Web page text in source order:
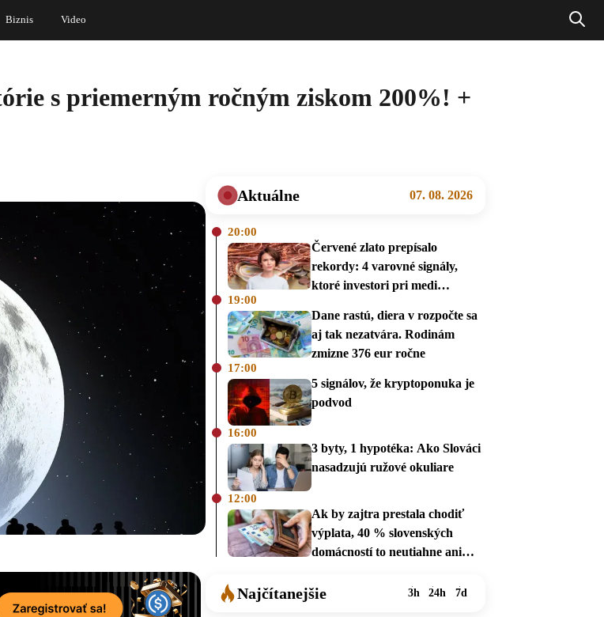
Biznis Video
s priemerným ročným ziskom 200%! +
Aktuálne 07. 08. 2026
20:00
Červené zlato prepísalo
rekordy: 4 varovné signály,
ktoré investori pri medi
19:00
Dane rastú, diera v rozpočte sa
aj tak nezatvára. Rodinám
zmizne 376 eur ročne
17:00
5 signálov, že kryptoponuka je
podvod
16:00
3 byty, 1 hypotéka: Ako Slováci
nasadzujú ružové okuliare
12:00
Ak by zajtra prestala chodiť
výplata, 40 % slovenských
domácností to neutiahne ani
Najčítanejšie 3h 24h 7d